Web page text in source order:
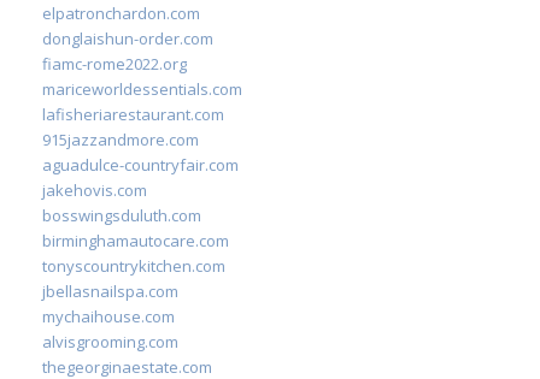
elpatronchardon.com
donglaishun-order.com
fiamc-rome2022.org
mariceworldessentials.com
lafisheriarestaurant.com
915jazzandmore.com
aguadulce-countryfair.com
jakehovis.com
bosswingsduluth.com
birminghamautocare.com
tonyscountrykitchen.com
jbellasnailspa.com
mychaihouse.com
alvisgrooming.com
thegeorginaestate.com